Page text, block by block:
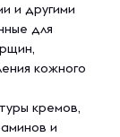
и другими
для
кожного
кремов,
и